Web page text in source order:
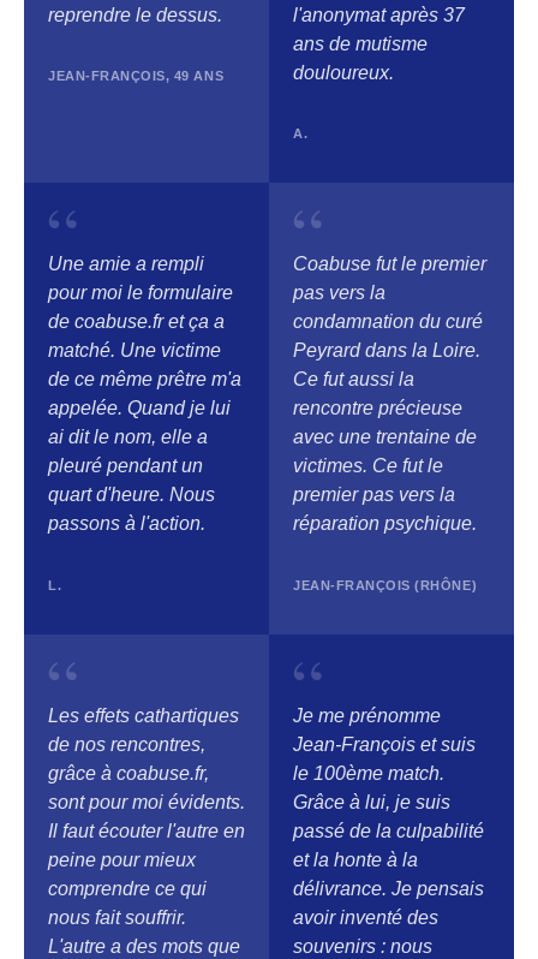
reprendre le dessus.
JEAN-FRANÇOIS, 49 ANS
l'anonymat après 37
ans de mutisme
douloureux.
A.
“
Une amie a rempli
pour moi le formulaire
de coabuse.fr et ça a
matché. Une victime
de ce même prêtre m'a
appelée. Quand je lui
ai dit le nom, elle a
pleuré pendant un
quart d'heure. Nous
passons à l'action.
L.
“
Coabuse fut le premier
pas vers la
condamnation du curé
Peyrard dans la Loire.
Ce fut aussi la
rencontre précieuse
avec une trentaine de
victimes. Ce fut le
premier pas vers la
réparation psychique.
JEAN-FRANÇOIS (RHÔNE)
“
Les effets cathartiques
de nos rencontres,
grâce à coabuse.fr,
sont pour moi évidents.
Il faut écouter l'autre en
peine pour mieux
comprendre ce qui
nous fait souffrir.
L'autre a des mots que
“
Je me prénomme
Jean-François et suis
le 100ème match.
Grâce à lui, je suis
passé de la culpabilité
et la honte à la
délivrance. Je pensais
avoir inventé des
souvenirs : nous